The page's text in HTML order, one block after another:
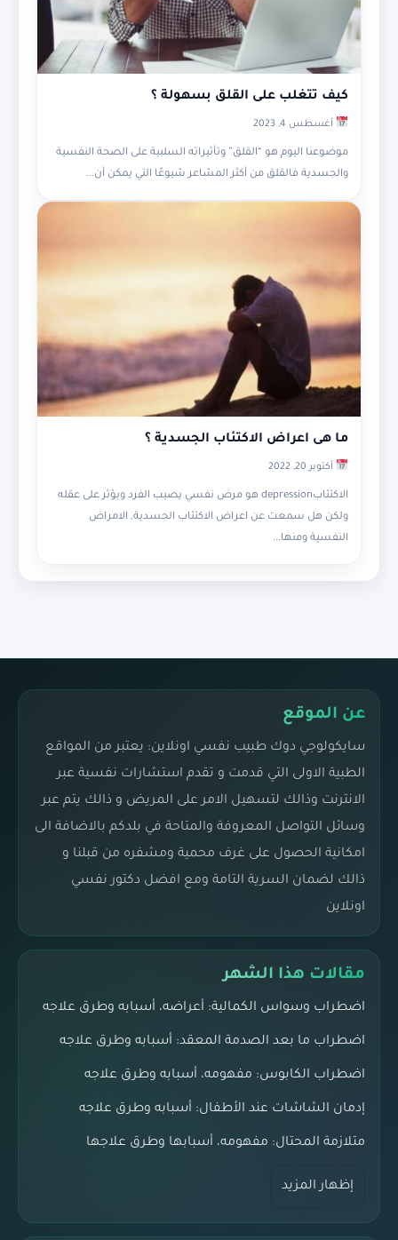
كيف تتغلب على القلق بسهولة ؟
أغسطس 4, 2023
موضوعنا اليوم هو “القلق” وتأثيراته السلبية على الصحة النفسية
والجسدية فالقلق من أكثر المشاعر شيوعًا التي يمكن أن...
ما هى اعراض الاكتئاب الجسدية ؟
أكتوبر 20, 2022
الاكتئابdepression هو مرض نفسي يصيب الفرد ويؤثر على عقله
ولكن هل سمعت عن اعراض الاكتئاب الجسدية, الامراض
النفسية ومنها...
عن الموقع
سايكولوجي دوك طبيب نفسي اونلاين: يعتبر من المواقع
الطبية الاولى التي قدمت و تقدم استشارات نفسية عبر
الانترنت وذالك لتسهيل الامر على المريض و ذالك يتم عبر
وسائل التواصل المعروفة والمتاحة في بلدكم بالاضافة الى
امكانية الحصول على غرف محمية ومشفره من قبلنا و
ذالك لضمان السرية التامة ومع افضل دكتور نفسي
اونلاين
مقالات هذا الشهر
اضطراب وسواس الكمالية: أعراضه، أسبابه وطرق علاجه
اضطراب ما بعد الصدمة المعقد: أسبابه وطرق علاجه
اضطراب الكابوس: مفهومه، أسبابه وطرق علاجه
إدمان الشاشات عند الأطفال: أسبابه وطرق علاجه
متلازمة المحتال: مفهومه، أسبابها وطرق علاجها
إظهار المزيد